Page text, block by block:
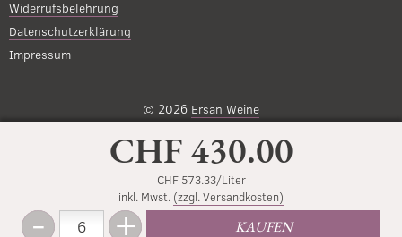
CHF 430.00
CHF 573.33/Liter
inkl. Mwst. (zzgl. Versandkosten)
- Menge + KAUFEN
Widerrufsbelehrung
Datenschutzerklärung
Impressum
© 2026 Ersan Weine